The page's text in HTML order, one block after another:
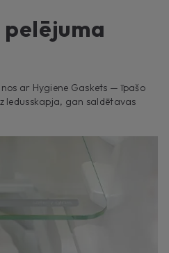
ar Hygiene Gaskets — īpašo
ledusskapja, gan saldētavas